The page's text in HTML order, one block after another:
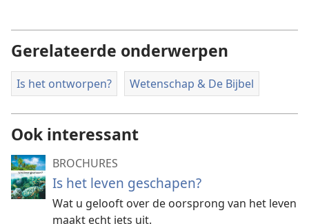
Gerelateerde onderwerpen
Is het ontworpen? Wetenschap & De Bijbel
Ook interessant
BROCHURES
Is het leven geschapen?
Wat u gelooft over de oorsprong van het leven
maakt echt iets uit.